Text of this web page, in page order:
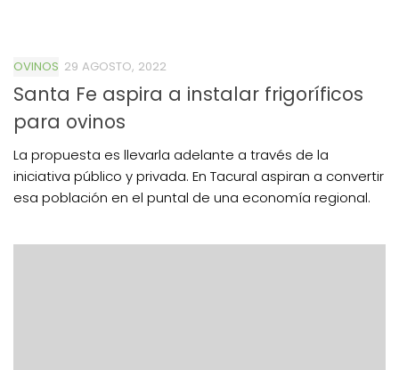
OVINOS 29 AGOSTO, 2022
Santa Fe aspira a instalar frigoríficos
para ovinos
La propuesta es llevarla adelante a través de la
iniciativa público y privada. En Tacural aspiran a convertir
esa población en el puntal de una economía regional.